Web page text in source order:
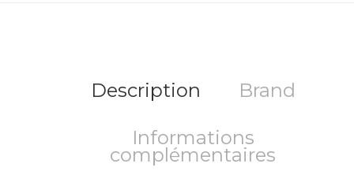
Description Brand
Informations
complémentaires